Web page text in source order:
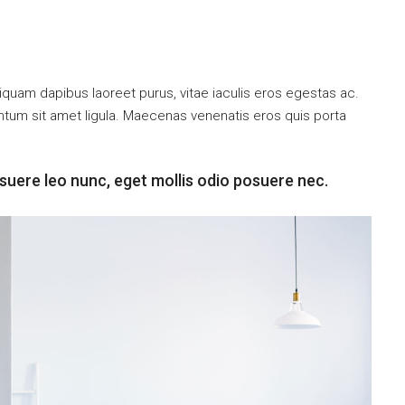
dapibus laoreet purus, vitae iaculis eros egestas ac.
sit amet ligula. Maecenas venenatis eros quis porta
leo nunc, eget mollis odio posuere nec.